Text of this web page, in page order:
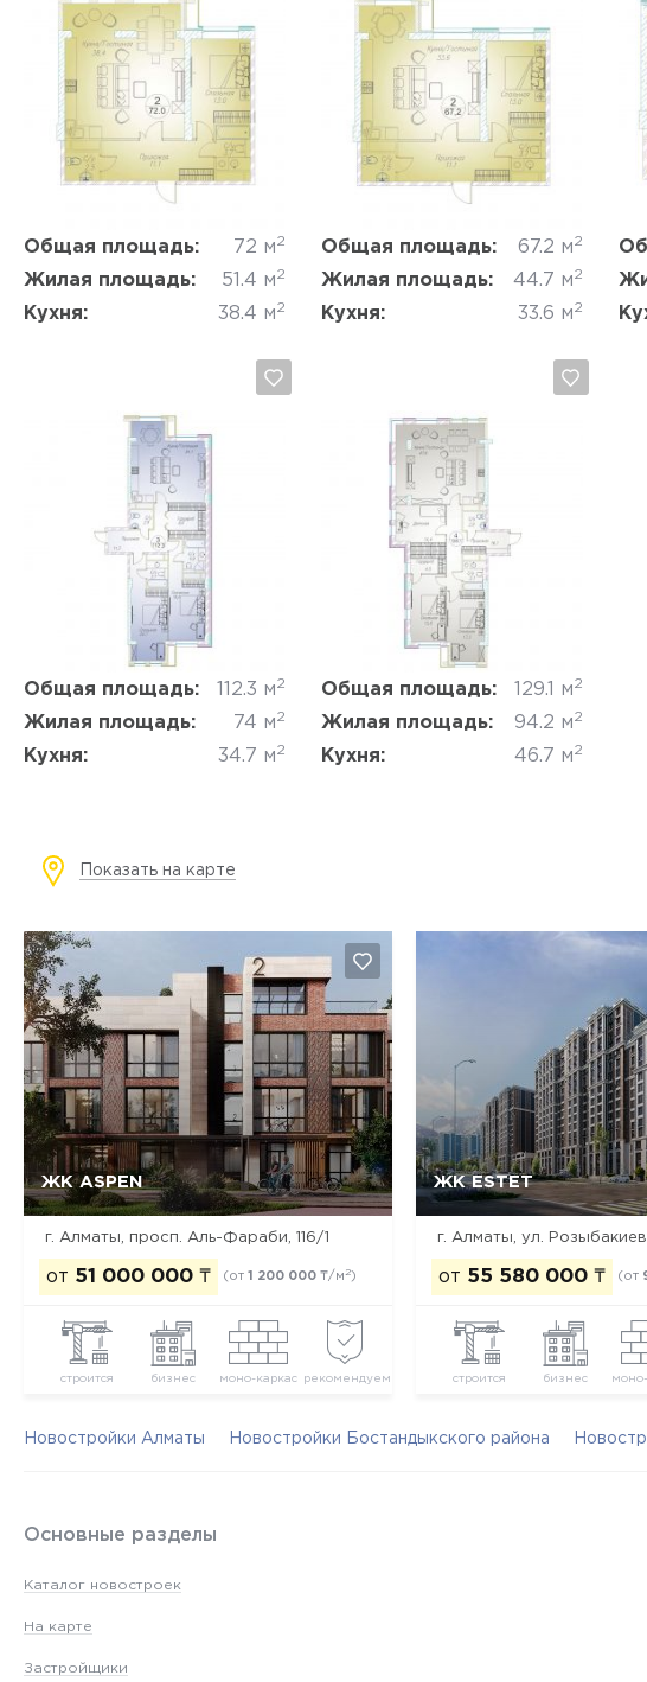
Общая площадь: 72 м2
Жилая площадь: 51.4 м2
Кухня: 38.4 м2
Да, удалить Отмена
Общая площадь: 67.2 м2
Жилая площадь: 44.7 м2
Кухня: 33.6 м2
Да, удалить Отмена
Общая площадь: 112.3 м2
Жилая площадь: 74 м2
Кухня: 34.7 м2
Да, удалить Отмена
Общая площадь: 129.1 м2
Жилая площадь: 94.2 м2
Кухня: 46.7 м2
Да, удалить Отмена
Показать на карте
ЖК ASPEN
г. Алматы, просп. Аль-Фараби, 116/1
от 51 000 000 ₸ (от 1 200 000 ₸/м 2)
строится бизнес моно-каркас рекомендуем
Да, удалить Отмена ЖК ESTET
от 55 580 000 ₸ (от
строится бизнес
Да, удалить Отмена
Новостройки Алматы Новостройки Бостандыкского района
Основные разделы
Каталог новостроек
На карте
Застройщики